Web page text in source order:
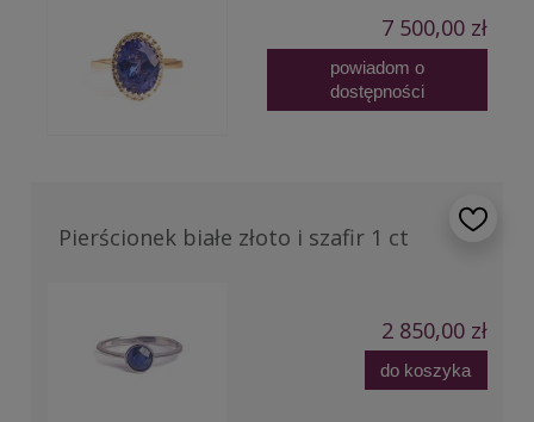
7 500,00 zł
powiadom o
dostępności
Pierścionek białe złoto i szafir 1 ct
2 850,00 zł
do koszyka